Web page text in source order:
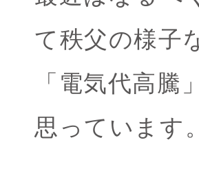
て秩父の様子
「電気代高
思っています。